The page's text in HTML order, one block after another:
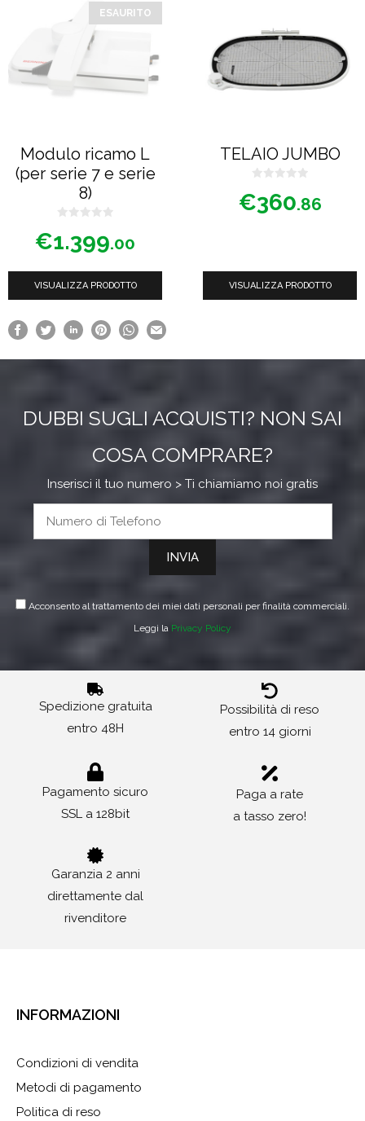
ESAURITO
Modulo ricamo L
(per serie 7 e serie
8)
s
u
€1.399.00
VISUALIZZA PRODOTTO
TELAIO JUMBO
s
u
€360.86
VISUALIZZA PRODOTTO
DUBBI SUGLI ACQUISTI? NON SAI
COSA COMPRARE?
Inserisci il tuo numero > Ti chiamiamo noi gratis
Acconsento al trattamento dei miei dati personali per finalità commerciali.
Leggi la Privacy Policy
Spedizione gratuita
entro 48H
Possibilità di reso
entro 14 giorni
Pagamento sicuro
SSL a 128bit
Paga a rate
a tasso zero!
Garanzia 2 anni
direttamente dal
rivenditore
INFORMAZIONI
Condizioni di vendita
Metodi di pagamento
Politica di reso